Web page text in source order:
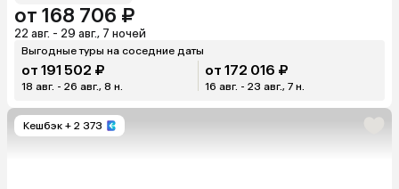
от 168 706 ₽
22 авг. - 29 авг., 7 ночей
Выгодные туры на соседние даты
от 191 502 ₽
18 авг. - 26 авг., 8 н.
от 172 016 ₽
16 авг. - 23 авг., 7 н.
Кешбэк + 2 373